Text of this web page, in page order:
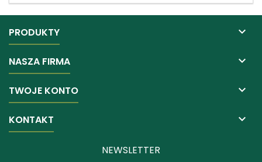
PRODUKTY 
NASZA FIRMA 
TWOJE KONTO 
KONTAKT 
NEWSLETTER